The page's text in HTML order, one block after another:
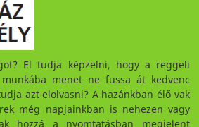
El tudja képzelni, hogy a reggeli
munkába menet ne fussa át kedvenc
azt elolvasni? A hazánkban élő vak
még napjainkban is nehezen vagy
hozzá a nyomtatásban megjelent